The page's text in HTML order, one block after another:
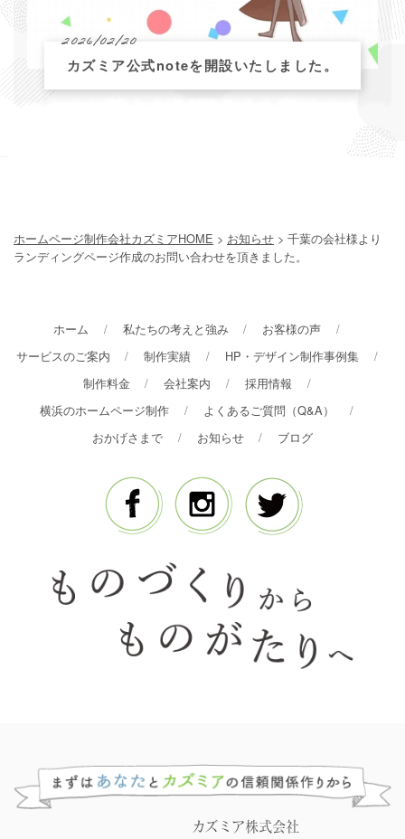
2026/02/20
カズミア公式noteを開設いたしました。
ホームページ制作会社カズミアHOME > お知らせ > 千葉の会社様より
ランディングページ作成のお問い合わせを頂きました。
ホーム 私たちの考えと強み
お客様の声
サービスのご案内
制作実績
HP・デザイン制作事例集
制作料金
会社案内
採用情報
横浜のホームページ制作
よくあるご質問（Q&A）
おかげさまで
お知らせ ブログ
カズミア株式会社